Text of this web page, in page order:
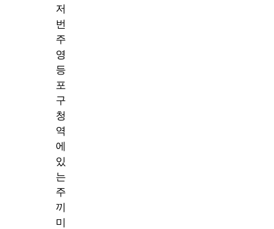
저
번
주
영
등
포
구
청
역
에
있
는
주
끼
미